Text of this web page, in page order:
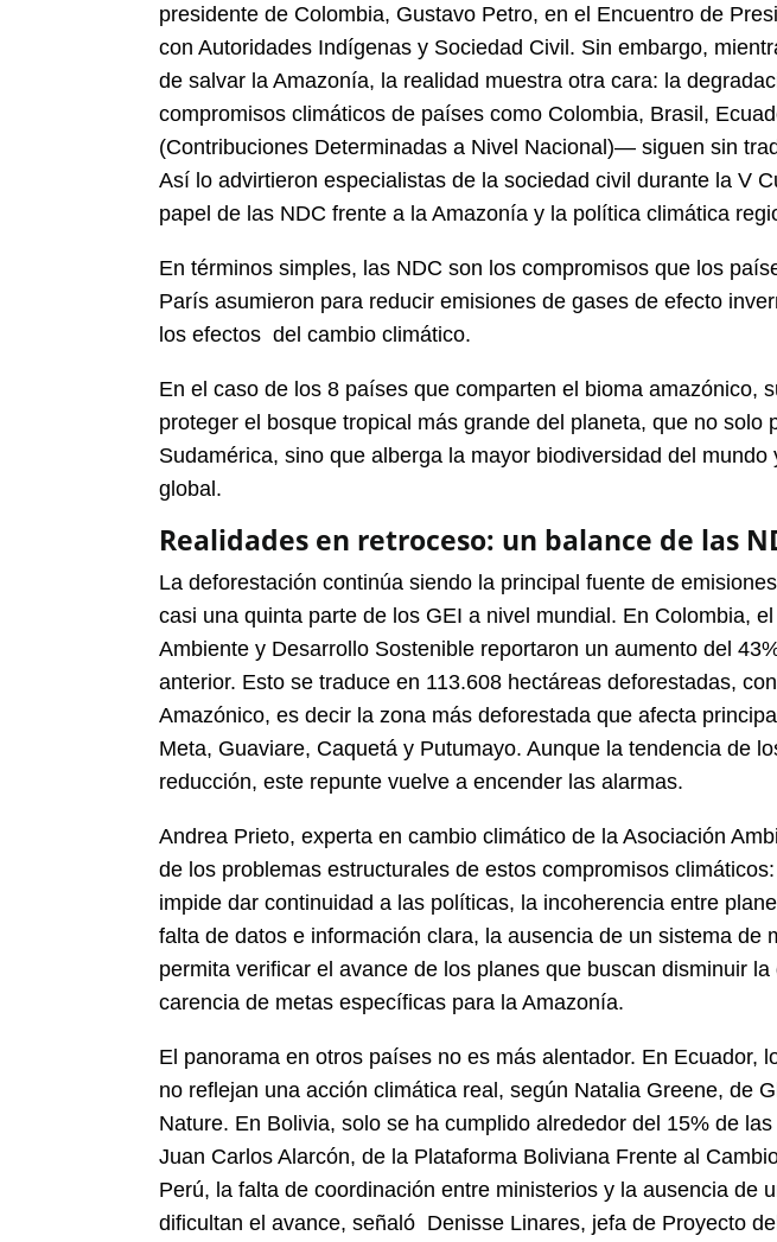
presidente de Colombia, Gustavo Petro, en el Encuentro de
con Autoridades Indígenas y Sociedad Civil. Sin embargo,
de salvar la Amazonía, la realidad muestra otra cara: la
compromisos climáticos de países como Colombia, Brasil,
(Contribuciones Determinadas a Nivel Nacional)— siguen sin
Así lo advirtieron especialistas de la sociedad civil durante la V
papel de las NDC frente a la Amazonía y la política climática
En términos simples, las NDC son los compromisos que los
París asumieron para reducir emisiones de gases de efecto
los efectos del cambio climático.
En el caso de los 8 países que comparten el bioma amazónico,
proteger el bosque tropical más grande del planeta, que no solo
Sudamérica, sino que alberga la mayor biodiversidad del
global.
Realidades en retroceso: un balance de las
La deforestación continúa siendo la principal fuente de
casi una quinta parte de los GEI a nivel mundial. En Colombia,
Ambiente y Desarrollo Sostenible reportaron un aumento del
anterior. Esto se traduce en 113.608 hectáreas deforestadas,
Amazónico, es decir la zona más deforestada que afecta
Meta, Guaviare, Caquetá y Putumayo. Aunque la tendencia de
reducción, este repunte vuelve a encender las alarmas.
Andrea Prieto, experta en cambio climático de la Asociación
de los problemas estructurales de estos compromisos
impide dar continuidad a las políticas, la incoherencia entre
falta de datos e información clara, la ausencia de un sistema de
permita verificar el avance de los planes que buscan disminuir
carencia de metas específicas para la Amazonía.
El panorama en otros países no es más alentador. En Ecuador,
no reflejan una acción climática real, según Natalia Greene, de
Nature. En Bolivia, solo se ha cumplido alrededor del 15% de
Juan Carlos Alarcón, de la Plataforma Boliviana Frente al
Perú, la falta de coordinación entre ministerios y la ausencia de
dificultan el avance, señaló Denisse Linares, jefa de Proyecto